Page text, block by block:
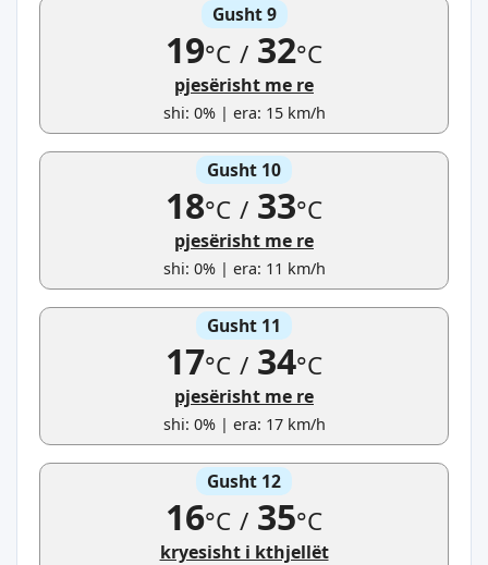
Gusht 9
19°C / 32°C
pjesërisht me re
shi: 0% | era: 15 km/h
Gusht 10
18°C / 33°C
pjesërisht me re
shi: 0% | era: 11 km/h
Gusht 11
17°C / 34°C
pjesërisht me re
shi: 0% | era: 17 km/h
Gusht 12
16°C / 35°C
kryesisht i kthjellët